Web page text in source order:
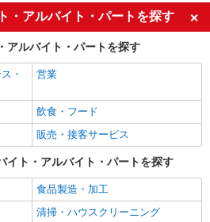
・アルバイト・パートを探す
アルバイト・パートを探す
・
営業
飲食・フード
販売・接客サービス
イト・アルバイト・パートを探す
食品製造・加工
清掃・ハウスクリーニング